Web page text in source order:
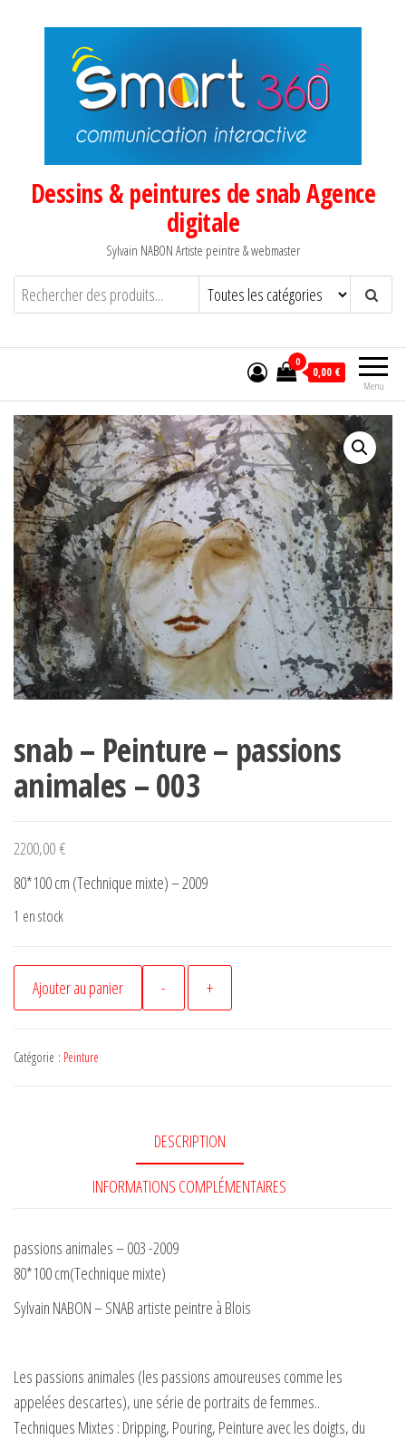
Dessins & peintures de snab Agence
digitale
Sylvain NABON Artiste peintre & webmaster
Menu
0
0,00 €
snab – Peinture – passions
animales – 003
2200,00 €
80*100 cm (Technique mixte) – 2009
1 en stock
-
-
+
Ajouter au panier
Catégorie : Peinture
DESCRIPTION
INFORMATIONS COMPLÉMENTAIRES
passions animales – 003 -2009
80*100 cm(Technique mixte)
Sylvain NABON – SNAB artiste peintre à Blois
Les passions animales (les passions amoureuses comme les
appelées descartes), une série de portraits de femmes..
Techniques Mixtes : Dripping, Pouring, Peinture avec les doigts, du